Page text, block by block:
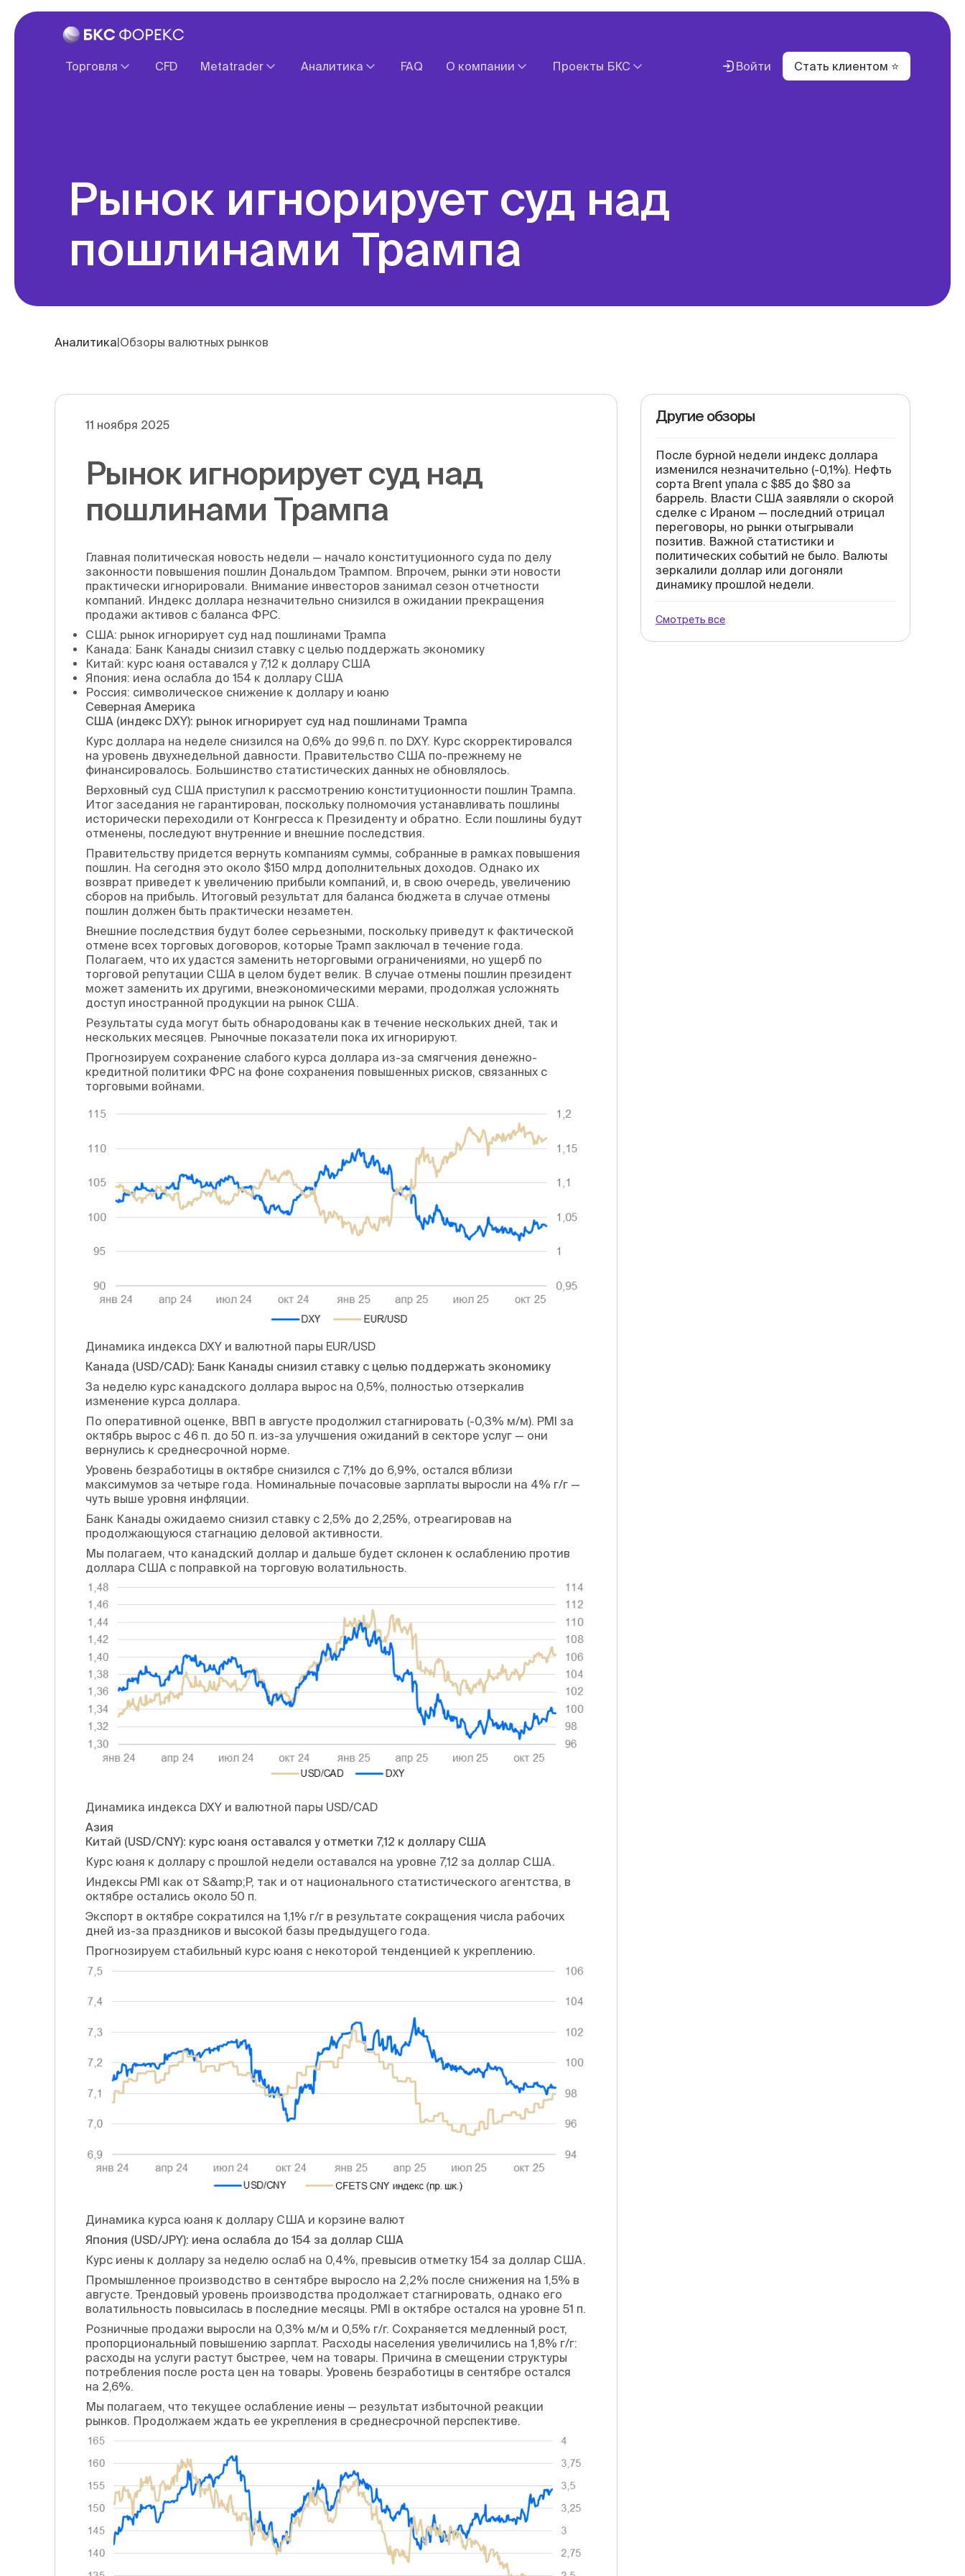
Торговля CFD Metatrader Аналитика FAQ О компании Проекты БКС Войти Стать клиентом ⭐
Рынок игнорирует суд над
пошлинами Трампа
Аналитика|Обзоры валютных рынков
11 ноября 2025
Рынок игнорирует суд над
пошлинами Трампа
Главная политическая новость недели — начало конституционного суда по делу
законности повышения пошлин Дональдом Трампом. Впрочем, рынки эти новости
практически игнорировали. Внимание инвесторов занимал сезон отчетности
компаний. Индекс доллара незначительно снизился в ожидании прекращения
продажи активов с баланса ФРС.
США: рынок игнорирует суд над пошлинами Трампа
Канада: Банк Канады снизил ставку с целью поддержать экономику
Китай: курс юаня оставался у 7,12 к доллару США
Япония: иена ослабла до 154 к доллару США
Россия: символическое снижение к доллару и юаню
Северная Америка
США (индекс DXY): рынок игнорирует суд над пошлинами Трампа
Курс доллара на неделе снизился на 0,6% до 99,6 п. по DXY. Курс скорректировался
на уровень двухнедельной давности. Правительство США по-прежнему не
финансировалось. Большинство статистических данных не обновлялось.
Верховный суд США приступил к рассмотрению конституционности пошлин Трампа.
Итог заседания не гарантирован, поскольку полномочия устанавливать пошлины
исторически переходили от Конгресса к Президенту и обратно. Если пошлины будут
отменены, последуют внутренние и внешние последствия.
Правительству придется вернуть компаниям суммы, собранные в рамках повышения
пошлин. На сегодня это около $150 млрд дополнительных доходов. Однако их
возврат приведет к увеличению прибыли компаний, и, в свою очередь, увеличению
сборов на прибыль. Итоговый результат для баланса бюджета в случае отмены
пошлин должен быть практически незаметен.
Внешние последствия будут более серьезными, поскольку приведут к фактической
отмене всех торговых договоров, которые Трамп заключал в течение года.
Полагаем, что их удастся заменить неторговыми ограничениями, но ущерб по
торговой репутации США в целом будет велик. В случае отмены пошлин президент
может заменить их другими, внеэкономическими мерами, продолжая усложнять
доступ иностранной продукции на рынок США.
Результаты суда могут быть обнародованы как в течение нескольких дней, так и
нескольких месяцев. Рыночные показатели пока их игнорируют.
Прогнозируем сохранение слабого курса доллара из-за смягчения денежно-
кредитной политики ФРС на фоне сохранения повышенных рисков, связанных с
торговыми войнами.
Динамика индекса DXY и валютной пары EUR/USD
Канада (USD/CAD): Банк Канады снизил ставку с целью поддержать экономику
За неделю курс канадского доллара вырос на 0,5%, полностью отзеркалив
изменение курса доллара.
По оперативной оценке, ВВП в августе продолжил стагнировать (-0,3% м/м). PMI за
октябрь вырос с 46 п. до 50 п. из-за улучшения ожиданий в секторе услуг — они
вернулись к среднесрочной норме.
Уровень безработицы в октябре снизился с 7,1% до 6,9%, остался вблизи
максимумов за четыре года. Номинальные почасовые зарплаты выросли на 4% г/г —
чуть выше уровня инфляции.
Банк Канады ожидаемо снизил ставку с 2,5% до 2,25%, отреагировав на
продолжающуюся стагнацию деловой активности.
Мы полагаем, что канадский доллар и дальше будет склонен к ослаблению против
доллара США с поправкой на торговую волатильность.
Динамика индекса DXY и валютной пары USD/CAD
Азия
Китай (USD/CNY): курс юаня оставался у отметки 7,12 к доллару США
Курс юаня к доллару с прошлой недели оставался на уровне 7,12 за доллар США.
Индексы PMI как от S&amp;P, так и от национального статистического агентства, в
октябре остались около 50 п.
Экспорт в октябре сократился на 1,1% г/г в результате сокращения числа рабочих
дней из-за праздников и высокой базы предыдущего года.
Прогнозируем стабильный курс юаня с некоторой тенденцией к укреплению.
Динамика курса юаня к доллару США и корзине валют
Япония (USD/JPY): иена ослабла до 154 за доллар США
Курс иены к доллару за неделю ослаб на 0,4%, превысив отметку 154 за доллар США.
Промышленное производство в сентябре выросло на 2,2% после снижения на 1,5% в
августе. Трендовый уровень производства продолжает стагнировать, однако его
волатильность повысилась в последние месяцы. PMI в октябре остался на уровне 51 п.
Розничные продажи выросли на 0,3% м/м и 0,5% г/г. Сохраняется медленный рост,
пропорциональный повышению зарплат. Расходы населения увеличились на 1,8% г/г:
расходы на услуги растут быстрее, чем на товары. Причина в смещении структуры
потребления после роста цен на товары. Уровень безработицы в сентябре остался
на 2,6%.
Мы полагаем, что текущее ослабление иены — результат избыточной реакции
рынков. Продолжаем ждать ее укрепления в среднесрочной перспективе.
Другие обзоры
После бурной недели индекс доллара
изменился незначительно (-0,1%). Нефть
сорта Brent упала с $85 до $80 за
баррель. Власти США заявляли о скорой
сделке с Ираном — последний отрицал
переговоры, но рынки отыгрывали
позитив. Важной статистики и
политических событий не было. Валюты
зеркалили доллар или догоняли
динамику прошлой недели.
Смотреть все